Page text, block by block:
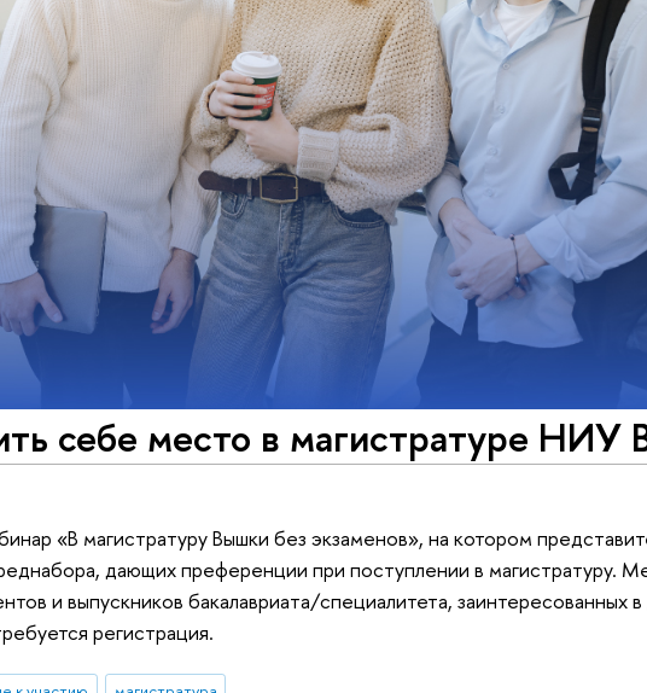
себе место в магистратуре
«В магистратуру Вышки без экзаменов», на котором
дающих преференции при поступлении в магистратуру.
и выпускников бакалавриата/специалитета, заинтересованных
регистрация.